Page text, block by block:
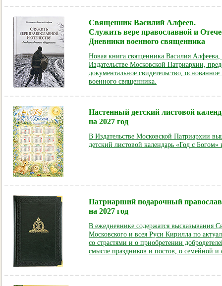
Священник Василий Алфеев.
Служить вере православной и
Дневники военного священника
Новая книга священника Василия
Издательстве Московской Патриархии,
документальное свидетельство,
военного священника.
Настенный детский листовой
на 2027 год
В Издательстве Московской Патриархии
детский листовой календарь «Год с Богом»
Патриарший подарочный
на 2027 год
В ежедневнике содержатся высказывания
Московского и всея Руси Кирилла по
со страстями и о приобретении
смысле праздников и постов, о семейной